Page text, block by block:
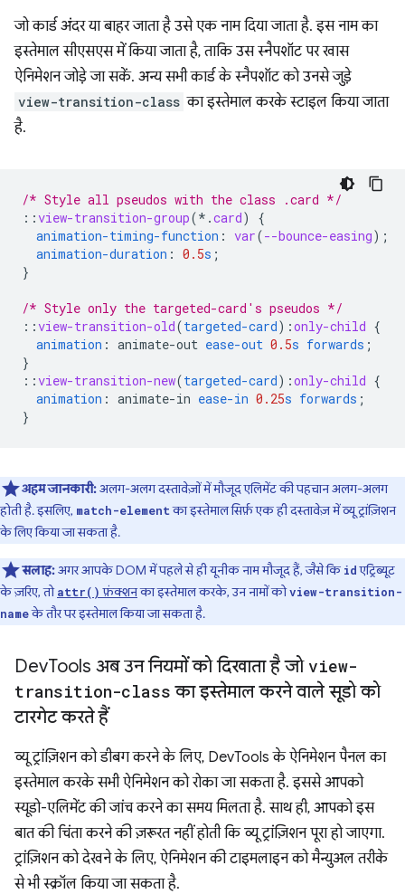
जो कार्ड अंदर या बाहर जाता है उसे एक नाम दिया जाता है. इस नाम का
इस्तेमाल सीएसएस में किया जाता है, ताकि उस स्नैपशॉट पर खास
ऐनिमेशन जोड़े जा सकें. अन्य सभी कार्ड के स्नैपशॉट को उनसे जुड़े
view-transition-class का इस्तेमाल करके स्टाइल किया जाता
है.
/* Style all pseudos with the class .card */
::view-transition-group(* .card)
{
animation-timing-function : var(--bounce-easing);
animation-duration : 0.5s ;
}
/* Style only the targeted-card's pseudos */
::view-transition-old(targeted-card) :only-child {
animation : animate-out ease-out 0.5s forwards ;
}
::view-transition-new(targeted-card) :only-child {
animation : animate-in ease-in 0.25s forwards ;
}
अहम जानकारी:अलग-अलग दस्तावेज़ों में मौजूद एलिमेंट की पहचान अलग-अलग
होती है. इसलिए, match-elementका इस्तेमाल सिर्फ़ एक ही दस्तावेज़ में व्यू ट्रांज़िशन
के लिए किया जा सकता है.
सलाह:अगर आपके DOM में पहले से ही यूनीक नाम मौजूद हैं, जैसे कि idएट्रिब्यूट
के ज़रिए, तोattr() फ़ंक्शनका इस्तेमाल करके, उन नामों कोview-transition-
nameके तौर पर इस्तेमाल किया जा सकता है.
DevTools अब उन नियमों को दिखाता है जो view-
transition-class का इस्तेमाल करने वाले सूडो को
टारगेट करते हैं
व्यू ट्रांज़िशन को डीबग करने के लिए, DevTools के ऐनिमेशन पैनल का
इस्तेमाल करके सभी ऐनिमेशन को रोका जा सकता है. इससे आपको
स्यूडो-एलिमेंट की जांच करने का समय मिलता है. साथ ही, आपको इस
बात की चिंता करने की ज़रूरत नहीं होती कि व्यू ट्रांज़िशन पूरा हो जाएगा.
ट्रांज़िशन को देखने के लिए, ऐनिमेशन की टाइमलाइन को मैन्युअल तरीके
से भी स्क्रॉल किया जा सकता है.